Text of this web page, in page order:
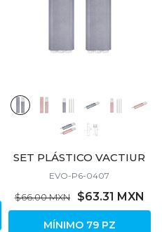
SET PLÁSTICO VACTIUR
EVO-P6-0407
$66.00 MXN $63.31 MXN
MÍNIMO 79 PZ